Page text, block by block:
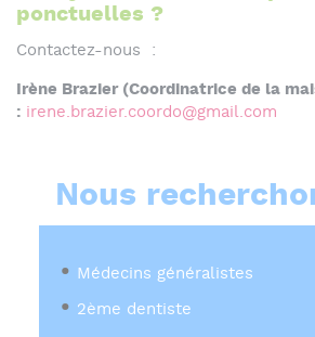
ponctuelles ?
Contactez-nous :
Irène Brazier (Coordinatrice de la
: irene.brazier.coordo@gmail.com
Nous
Médecins généralistes
2ème dentiste